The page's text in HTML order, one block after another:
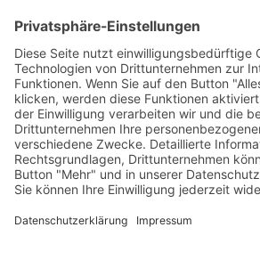
Bedeutung der
Österreichs
© 2025 ÖZIV Bundesverband – Alle
Home